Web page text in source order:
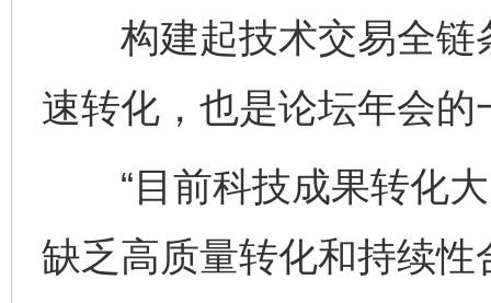
构建起技术交易全链
速转化，也是论坛年会的
“目前科技成果转化大
缺乏高质量转化和持续